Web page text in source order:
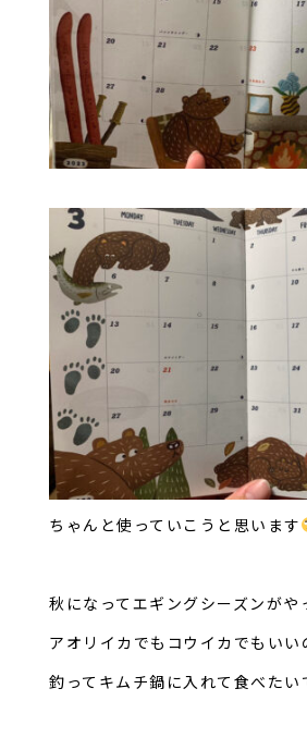
ちゃんと使っていこうと思います
秋になってエギングシーズンがや
アオリイカでもコウイカでもいい
釣ってキムチ鍋に入れて食べたい